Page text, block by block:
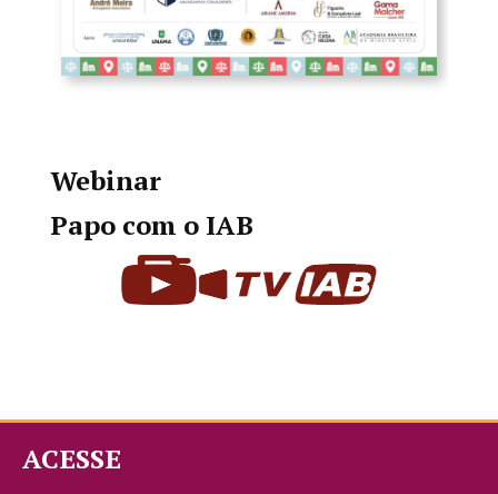
Webinar
Papo com o IAB
ACESSE